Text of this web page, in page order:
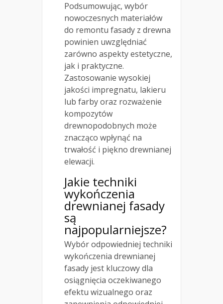
Podsumowując, wybór
nowoczesnych materiałów
do remontu fasady z drewna
powinien uwzględniać
zarówno aspekty estetyczne,
jak i praktyczne.
Zastosowanie wysokiej
jakości impregnatu, lakieru
lub farby oraz rozważenie
kompozytów
drewnopodobnych może
znacząco wpłynąć na
trwałość i piękno drewnianej
elewacji.
Jakie techniki
wykończenia
drewnianej fasady
są
najpopularniejsze?
Wybór odpowiedniej techniki
wykończenia drewnianej
fasady jest kluczowy dla
osiągnięcia oczekiwanego
efektu wizualnego oraz